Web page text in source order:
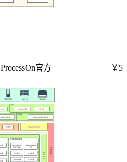
ProcessOn官方
￥5